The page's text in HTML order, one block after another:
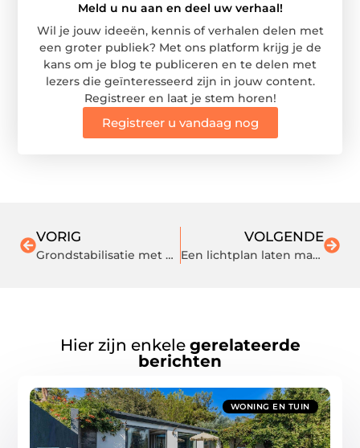
Meld u nu aan en deel uw verhaal!
Wil je jouw ideeën, kennis of verhalen delen met
een groter publiek? Met ons platform krijg je de
kans om je blog te publiceren en te delen met
lezers die geïnteresseerd zijn in jouw content.
Registreer en laat je stem horen!
Registreer u vandaag nog
VORIG
Grondstabilisatie met een groutinjectie
VOLGENDE
Een lichtplan laten maken voor de horeca door een expert in Noord-Holland
Hier zijn enkele gerelateerde
berichten
WONING EN TUIN